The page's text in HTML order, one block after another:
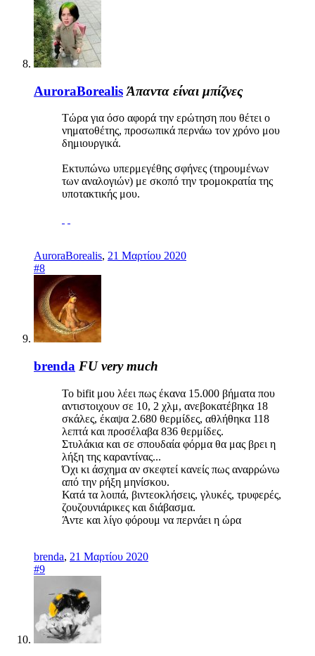
AuroraBorealis Άπαντα είναι μπίζνες
Τώρα για όσο αφορά την ερώτηση που θέτει ο
νηματοθέτης, προσωπικά περνάω τον χρόνο μου
δημιουργικά.
Εκτυπώνω υπερμεγέθης σφήνες (τηρουμένων
των αναλογιών) με σκοπό την τρομοκρατία της
υποτακτικής μου.
AuroraBorealis, 21 Μαρτίου 2020
#8
brenda FU very much
Το bifit μου λέει πως έκανα 15.000 βήματα που
αντιστοιχουν σε 10, 2 χλμ, ανεβοκατέβηκα 18
σκάλες, έκαψα 2.680 θερμίδες, αθλήθηκα 118
λεπτά και προσέλαβα 836 θερμίδες.
Στυλάκια και σε σπουδαία φόρμα θα μας βρει η
λήξη της καραντίνας...
Όχι κι άσχημα αν σκεφτεί κανείς πως αναρρώνω
από την ρήξη μηνίσκου.
Κατά τα λοιπά, βιντεοκλήσεις, γλυκές, τρυφερές,
ζουζουνιάρικες και διάβασμα.
Άντε και λίγο φόρουμ να περνάει η ώρα
brenda, 21 Μαρτίου 2020
#9